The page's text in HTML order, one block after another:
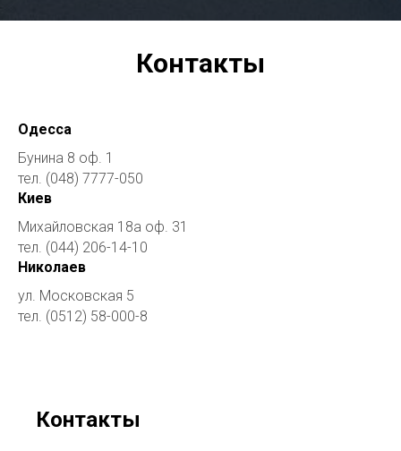
Контакты
Одесса
Бунина 8 оф. 1
тел. (048) 7777-050
Киев
Михайловская 18а оф. 31
тел. (044) 206-14-10
Николаев
ул. Московская 5
тел. (0512) 58-000-8
Контакты